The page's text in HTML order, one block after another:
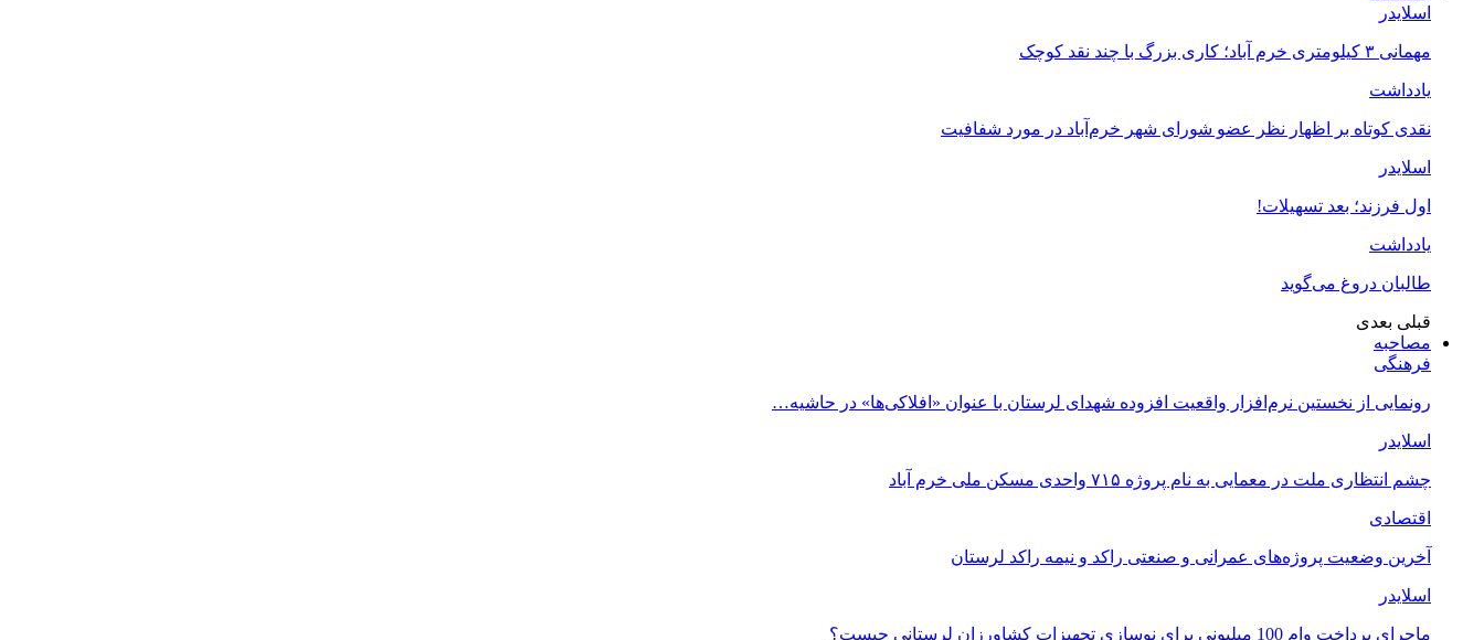
اسلایدر
مهمانی ۳ کیلومتری خرم آباد؛ کاری بزرگ با چند نقد کوچک
یادداشت
نقدی کوتاه بر اظهار نظر عضو شورای شهر خرم‌آباد در مورد شفافیت
اسلایدر
اول فرزند؛ بعد تسهیلات!
یادداشت
طالبان دروغ می‌گوید
قبلی بعدی
مصاحبه
فرهنگی
رونمایی از نخستین نرم‌افزار واقعیت افزوده شهدای لرستان با عنوان «افلاکی‌ها» در حاشیه…
اسلایدر
چشم انتظاری ملت در معمایی به نام پروژه ۷۱۵ واحدی مسکن ملی خرم آباد
اقتصادی
آخرین وضعیت پروژه‌های عمرانی و صنعتی راکد و نیمه راکد لرستان
اسلایدر
ماجرای پرداخت وام 100 میلیونی برای نوسازی تجهیزات کشاورزان لرستانی چیست؟